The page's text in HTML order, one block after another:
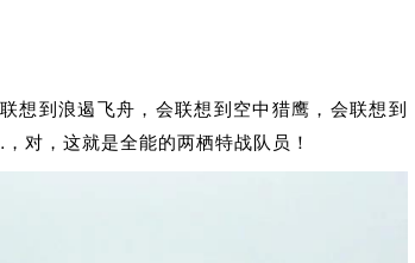
想到浪遏飞舟，会联想到空中猎鹰，会联想到
对，这就是全能的两栖特战队员！